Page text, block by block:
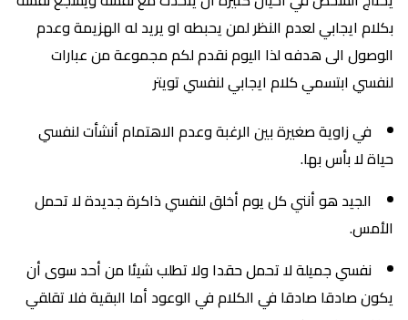
بكلام ايجابي لعدم النظر لمن يحبطه او يريد له الهزيمة وعدم
الوصول الى هدفه لذا اليوم نقدم لكم مجموعة من عبارات
لنفسي ابتسمي كلام ايجابي لنفسي تويتر
في زاوية صغيرة بين الرغبة وعدم الاهتمام أنشأت لنفسي
حياة لا بأس بها.
الجيد هو أنني كل يوم أخلق لنفسي ذاكرة جديدة لا تحمل
الأمس.
نفسي جميلة لا تحمل حقدا ولا تطلب شيئا من أحد سوى أن
يكون صادقا صادقا في الكلام في الوعود أما البقية فلا تقلقي